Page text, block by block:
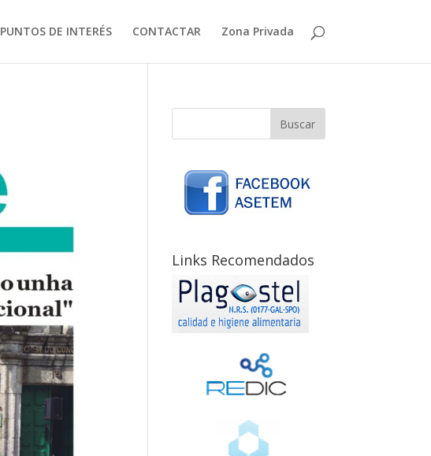
PUNTOS DE INTERÉS CONTACTAR Zona Privada
Links Recomendados